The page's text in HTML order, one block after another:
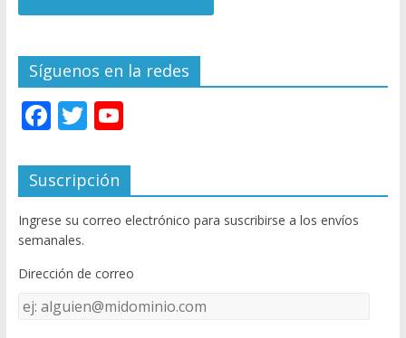
Síguenos en la redes
F
e
b
o
o
k
T
itt
er
Y
u
T
u
e
C
Suscripción
Ingrese su correo electrónico para suscribirse a los envíos
semanales.
Dirección de correo
Dirección
de